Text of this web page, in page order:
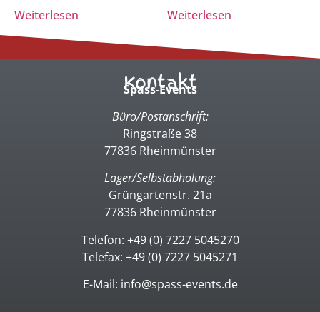
Weiterlesen Weiterlesen
Kontakt
Spass-Events
Büro/Postanschrift:
Ringstraße 38
77836 Rheinmünster
Lager/Selbstabholung:
Grüngartenstr. 21a
77836 Rheinmünster
Telefon: +49 (0) 7227 5045270
Telefax: +49 (0) 7227 5045271
E-Mail: info@spass-events.de